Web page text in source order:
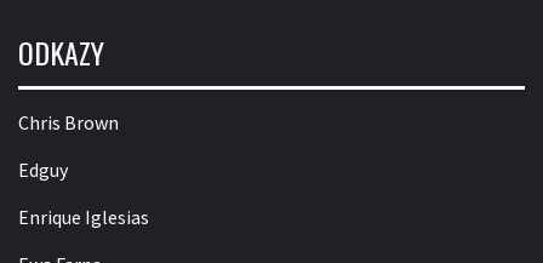
ODKAZY
Chris Brown
Edguy
Enrique Iglesias